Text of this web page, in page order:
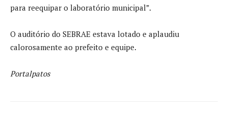
para reequipar o laboratório municipal”.
O auditório do SEBRAE estava lotado e aplaudiu
calorosamente ao prefeito e equipe.
Portalpatos